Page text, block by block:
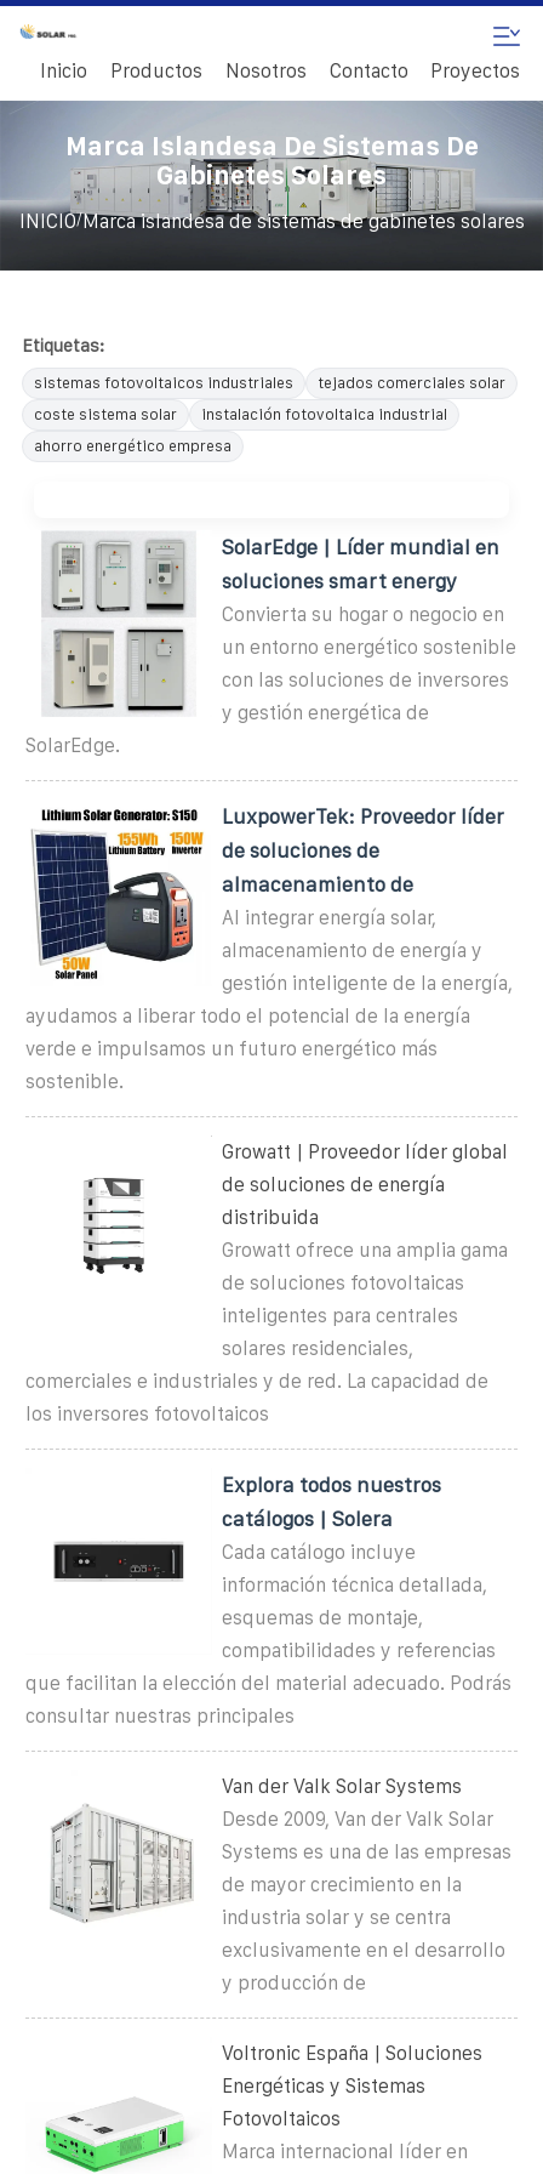
Inicio Productos Nosotros Contacto Proyectos
Marca Islandesa De Sistemas De
Gabinetes Solares
INICIO/Marca islandesa de sistemas de gabinetes solares
Etiquetas:
sistemas fotovoltaicos industriales
tejados comerciales solar
coste sistema solar
instalación fotovoltaica industrial
ahorro energético empresa
SolarEdge | Líder mundial en
soluciones smart energy
Convierta su hogar o negocio en
un entorno energético sostenible
con las soluciones de inversores
y gestión energética de
SolarEdge.
LuxpowerTek: Proveedor líder
de soluciones de
almacenamiento de
Al integrar energía solar,
almacenamiento de energía y
gestión inteligente de la energía,
ayudamos a liberar todo el potencial de la energía
verde e impulsamos un futuro energético más
sostenible.
Growatt | Proveedor líder global
de soluciones de energía
distribuida
Growatt ofrece una amplia gama
de soluciones fotovoltaicas
inteligentes para centrales
solares residenciales,
comerciales e industriales y de red. La capacidad de
los inversores fotovoltaicos
Explora todos nuestros
catálogos | Solera
Cada catálogo incluye
información técnica detallada,
esquemas de montaje,
compatibilidades y referencias
que facilitan la elección del material adecuado. Podrás
consultar nuestras principales
Van der Valk Solar Systems
Desde 2009, Van der Valk Solar
Systems es una de las empresas
de mayor crecimiento en la
industria solar y se centra
exclusivamente en el desarrollo
y producción de
Voltronic España | Soluciones
Energéticas y Sistemas
Fotovoltaicos
Marca internacional líder en